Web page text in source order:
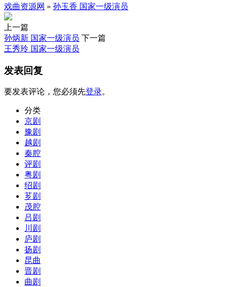
戏曲资源网 » 孙玉香 国家一级演员
上一篇
孙炳新 国家一级演员 下一篇
王秀玲 国家一级演员
发表回复
要发表评论，您必须先登录。
分类
京剧
豫剧
越剧
秦腔
评剧
粤剧
绍剧
芗剧
茂腔
吕剧
川剧
庐剧
扬剧
昆曲
晋剧
曲剧